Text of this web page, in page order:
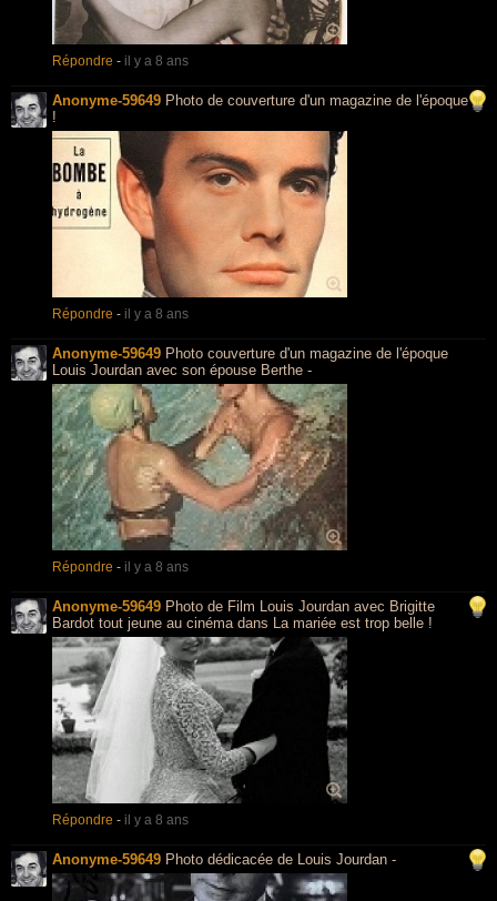
Répondre - il y a 8 ans
Anonyme-59649 Photo de couverture d'un magazine de l'époque
!
Répondre - il y a 8 ans
Anonyme-59649 Photo couverture d'un magazine de l'époque
Louis Jourdan avec son épouse Berthe -
Répondre - il y a 8 ans
Anonyme-59649 Photo de Film Louis Jourdan avec Brigitte
Bardot tout jeune au cinéma dans La mariée est trop belle !
Répondre - il y a 8 ans
Anonyme-59649 Photo dédicacée de Louis Jourdan -